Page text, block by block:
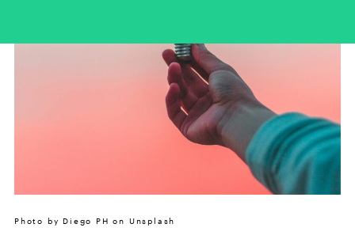
Photo by Diego PH on Unsplash